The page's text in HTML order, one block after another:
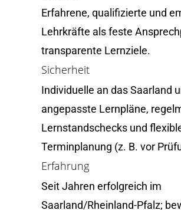
Erfahrene, qualifizierte und
Lehrkräfte als feste
transparente Lernziele.
Sicherheit
Individuelle an das Saarland
angepasste Lernpläne,
Lernstandschecks und
Terminplanung (z. B. vor
Erfahrung
Seit Jahren erfolgreich im
Saarland/Rheinland-Pfalz;